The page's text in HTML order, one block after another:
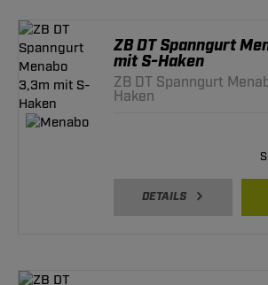
ZB DT Spanngurt
mit S-Haken
ZB DT Spanngurt
Haken
DETAILS